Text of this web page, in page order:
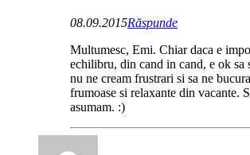
08.09.2015Răspunde
Multumesc, Emi. Chiar daca e
echilibru, din cand in cand, e ok sa
nu ne cream frustrari si sa ne
frumoase si relaxante din vacante.
asumam. :)